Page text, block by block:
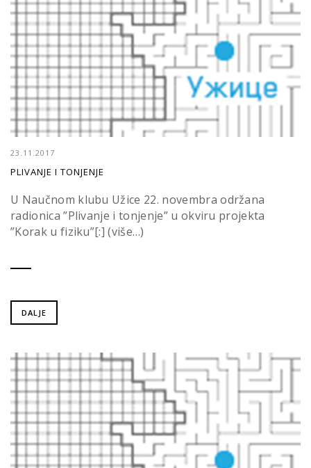
23.11.2017
PLIVANJE I TONJENJE
U Naučnom klubu Užice 22. novembra održana
radionica ”Plivanje i tonjenje” u okviru projekta
”Korak u fiziku”[:] (više…)
DALJE